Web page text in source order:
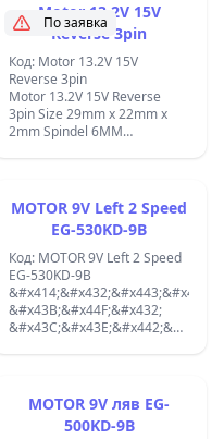
По заявка
Motor 13.2V 15V
Reverse 3pin
Код: Motor 13.2V 15V
Reverse 3pin
Motor 13.2V 15V Reverse
3pin Size 29mm x 22mm x
2mm Spindel 6MM
MOTOR 9V Left 2 Speed
EG-530KD-9B
Код: MOTOR 9V Left 2 Speed
EG-530KD-9B
&#x43B;&#x44F;&#x432;
1600/3200rp/m.
MOTOR 9V ляв EG-
500KD-9B